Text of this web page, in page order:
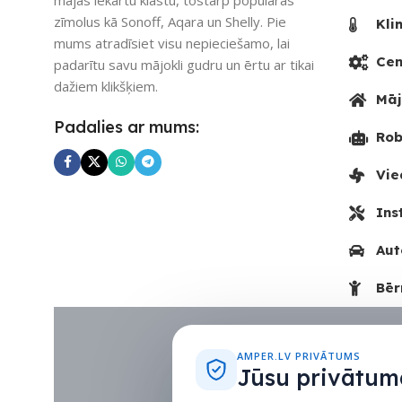
zīmolus kā Sonoff, Aqara un Shelly. Pie
mums atradīsiet visu nepieciešamo, lai
padarītu savu mājokli gudru un ērtu ar tikai
dažiem klikšķiem.
Padalies ar mums:
AMPER.LV PRIVĀTUMS
Jūsu